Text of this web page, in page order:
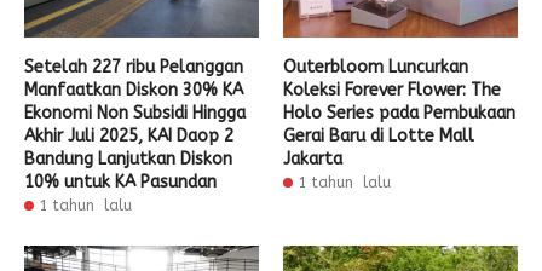
Setelah 227 ribu Pelanggan
Manfaatkan Diskon 30% KA
Ekonomi Non Subsidi Hingga
Akhir Juli 2025, KAI Daop 2
Bandung Lanjutkan Diskon
10% untuk KA Pasundan
1 tahun lalu
Outerbloom Luncurkan
Koleksi Forever Flower: The
Holo Series pada Pembukaan
Gerai Baru di Lotte Mall
Jakarta
1 tahun lalu